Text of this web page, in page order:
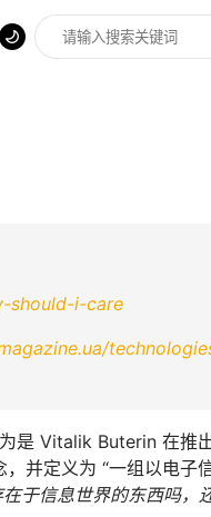
should-i-care
是 Vitalik Buterin 在推
，并定义为 “一组以电子
于信息世界的东西吗，